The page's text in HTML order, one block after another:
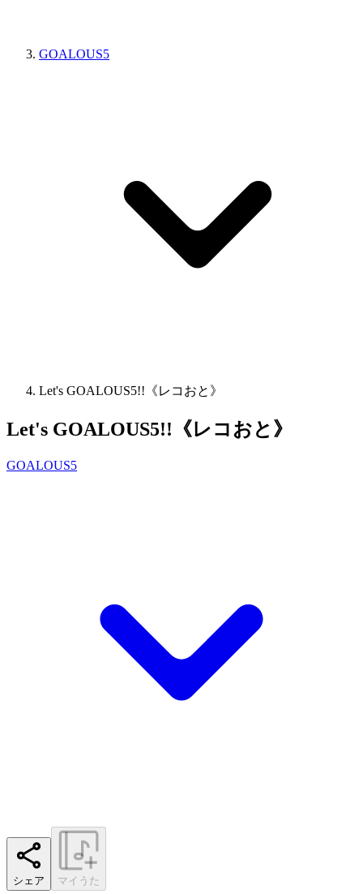
GOALOUS5
Let's GOALOUS5!!《レコおと》
Let's GOALOUS5!!《レコおと》
GOALOUS5
シェア マイうた